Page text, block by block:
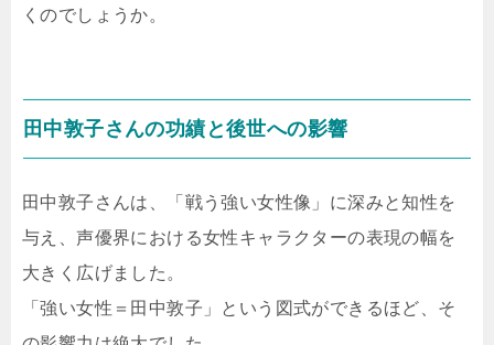
くのでしょうか。
田中敦子さんの功績と後世への影響
田中敦子さんは、「戦う強い女性像」に深みと知性を
与え、声優界における女性キャラクターの表現の幅を
大きく広げました。
「強い女性＝田中敦子」という図式ができるほど、そ